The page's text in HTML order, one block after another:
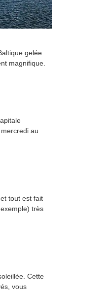
gelée
magnifique.
au
tout est fait
très
Cette
vous